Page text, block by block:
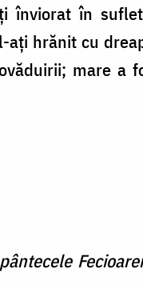
înviorat în
hrănit cu
mare a